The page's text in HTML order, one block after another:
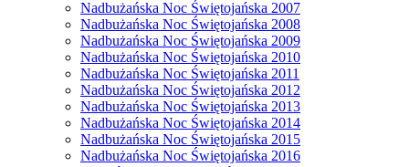
Nadbużańska Noc Świętojańska 2007
Nadbużańska Noc Świętojańska 2008
Nadbużańska Noc Świętojańska 2009
Nadbużańska Noc Świętojańska 2010
Nadbużańska Noc Świętojańska 2011
Nadbużańska Noc Świętojańska 2012
Nadbużańska Noc Świętojańska 2013
Nadbużańska Noc Świętojańska 2014
Nadbużańska Noc Świętojańska 2015
Nadbużańska Noc Świętojańska 2016